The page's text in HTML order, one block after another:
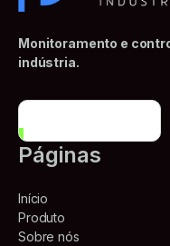
Monitoramento e
indústria.
Páginas
Início
Produto
Sobre nós